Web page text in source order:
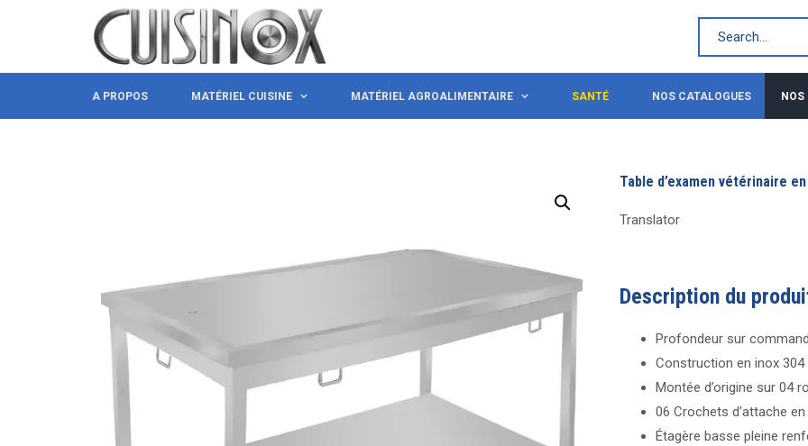
A PROPOS MATÉRIEL CUISINE MATÉRIEL AGROALIMENTAIRE SANTÉ NOS CATALOGUES NOS
Table d’examen vétérinaire
Translator
Description du
Profondeur sur
Construction en inox 304
Montée d’origine sur 04
06 Crochets d’attache
Étagère basse pleine